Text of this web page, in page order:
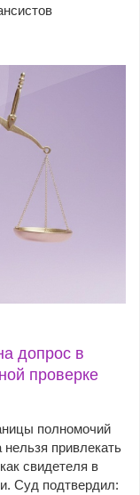
допрос в
проверке
полномочий
привлекать
свидетеля в
Суд подтвердил: